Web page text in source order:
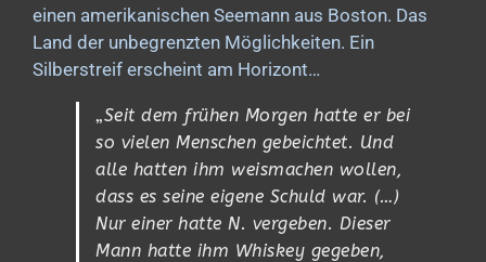
einen amerikanischen Seemann aus Boston. Das
Land der unbegrenzten Möglichkeiten. Ein
Silberstreif erscheint am Horizont…
„Seit dem frühen Morgen hatte er bei
so vielen Menschen gebeichtet. Und
alle hatten ihm weismachen wollen,
dass es seine eigene Schuld war. (…)
Nur einer hatte N. vergeben. Dieser
Mann hatte ihm Whiskey gegeben,